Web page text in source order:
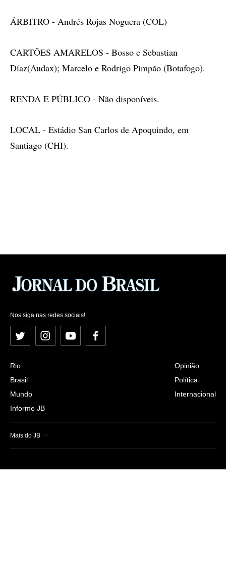
ÁRBITRO - Andrés Rojas Noguera (COL)
CARTÕES AMARELOS - Bosso e Sebastian
Díaz(Audax); Marcelo e Rodrigo Pimpão (Botafogo).
RENDA E PÚBLICO - Não disponíveis.
LOCAL - Estádio San Carlos de Apoquindo, em
Santiago (CHI).
Nos siga nas redes sociais!
Twitter InstagramYouTubeFacebook
Rio
Brasil
Mundo
Informe JB
Opinião
Política
Internacional
Mais do JB
Esportes